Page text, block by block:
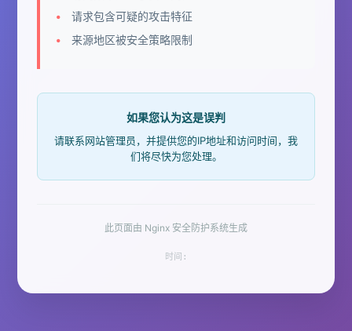
请求包含可疑的攻击特征
来源地区被安全策略限制
如果您认为这是误判
请联系网站管理员，并提供您的IP地址和访问时间，我
们将尽快为您处理。
此页面由 Nginx 安全防护系统生成
时间: